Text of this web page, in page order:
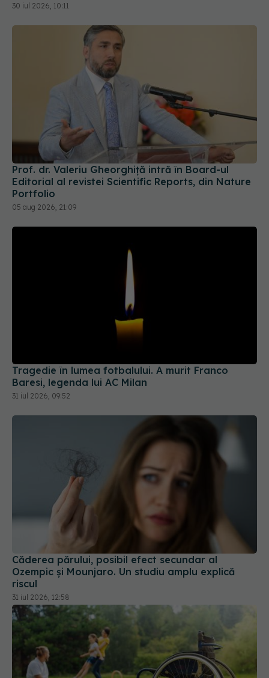
30 iul 2026, 10:11
Prof. dr. Valeriu Gheorghiță intră în Board-ul
Editorial al revistei Scientific Reports, din Nature
Portfolio
05 aug 2026, 21:09
Tragedie în lumea fotbalului. A murit Franco
Baresi, legenda lui AC Milan
31 iul 2026, 09:52
Căderea părului, posibil efect secundar al
Ozempic și Mounjaro. Un studiu amplu explică
riscul
31 iul 2026, 12:58